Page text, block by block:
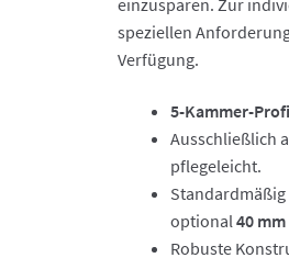
speziellen
Verfügung.
5-Kammer-
Ausschließlich
pflegeleicht.
optional40
Robuste